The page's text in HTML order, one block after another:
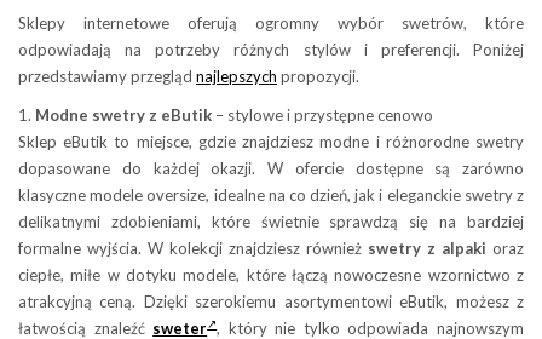
Sklepy internetowe oferują ogromny wybór swetrów, które
odpowiadają na potrzeby różnych stylów i preferencji. Poniżej
przedstawiamy przegląd najlepszych propozycji.
1. Modne swetry z eButik – stylowe i przystępne cenowo
Sklep eButik to miejsce, gdzie znajdziesz modne i różnorodne swetry
dopasowane do każdej okazji. W ofercie dostępne są zarówno
klasyczne modele oversize, idealne na co dzień, jak i eleganckie swetry z
delikatnymi zdobieniami, które świetnie sprawdzą się na bardziej
formalne wyjścia. W kolekcji znajdziesz również swetry z alpaki oraz
ciepłe, miłe w dotyku modele, które łączą nowoczesne wzornictwo z
atrakcyjną ceną. Dzięki szerokiemu asortymentowi eButik, możesz z
łatwością znaleźć sweter , który nie tylko odpowiada najnowszym